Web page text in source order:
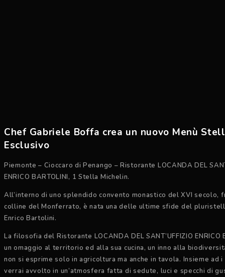
Chef Gabriele Boffa crea un nuovo Menù
Esclusivo
Piemonte – Cioccaro di Penango – Ristorante LOCANDA DEL
ENRICO BARTOLINI, 1 Stella Michelin.
All’interno di uno splendido convento monastico del XVI secolo,
colline del Monferrato, è nata una delle ultime sfide del
Enrico Bartolini.
La filosofia del Ristorante LOCANDA DEL SANT’UFFIZIO ENRICO
un omaggio al territorio ed alla sua cucina, un inno alla
non si esprime solo in agricoltura ma anche in tavola. Insieme ad
verrai avvolto in un’atmosfera fatta di sedute, luci e specchi di